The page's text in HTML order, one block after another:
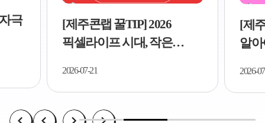
극
[제주콘랩 꿀TIP] 2026
픽셀라이프 시대, 작은
2026-07-21
[제
알
2026-